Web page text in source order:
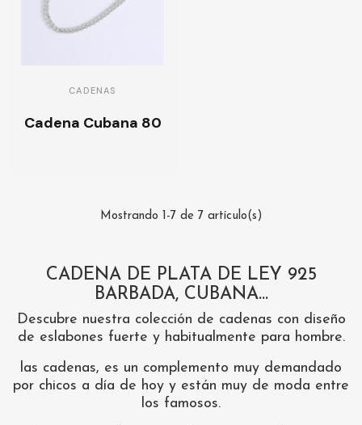
CADENAS
Cadena Cubana 80
Mostrando 1-7 de 7 artículo(s)
CADENA DE PLATA DE LEY 925
BARBADA, CUBANA...
Descubre nuestra colección de cadenas con diseño
de eslabones fuerte y habitualmente para hombre.
las cadenas, es un complemento muy demandado
por chicos a día de hoy y están muy de moda entre
los famosos.